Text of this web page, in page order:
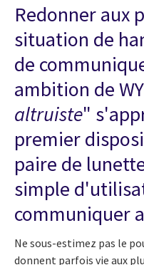
Redonner aux
situation de
de
ambition de
altruiste"
premier
paire de
simple
communiquer
Ne sous-estimez pas le
donnent parfois vie aux